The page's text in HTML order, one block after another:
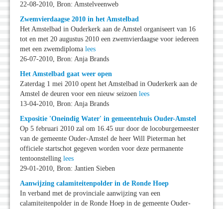
22-08-2010, Bron: Amstelveenweb
Zwemvierdaagse 2010 in het Amstelbad
Het Amstelbad in Ouderkerk aan de Amstel organiseert van 16
tot en met 20 augustus 2010 een zwemvierdaagse voor iedereen
met een zwemdiploma lees
26-07-2010, Bron: Anja Brands
Het Amstelbad gaat weer open
Zaterdag 1 mei 2010 opent het Amstelbad in Ouderkerk aan de
Amstel de deuren voor een nieuw seizoen lees
13-04-2010, Bron: Anja Brands
Expositie 'Oneindig Water' in gemeentehuis Ouder-Amstel
Op 5 februari 2010 zal om 16.45 uur door de locoburgemeester
van de gemeente Ouder-Amstel de heer Will Pieterman het
officiele startschot gegeven worden voor deze permanente
tentoonstelling lees
29-01-2010, Bron: Jantien Sieben
Aanwijzing calamiteitenpolder in de Ronde Hoep
In verband met de provinciale aanwijzing van een
calamiteitenpolder in de Ronde Hoep in de gemeente Ouder-